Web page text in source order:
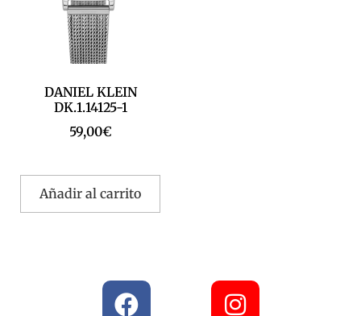
DANIEL KLEIN
DK.1.14125-1
59,00€
Añadir al carrito